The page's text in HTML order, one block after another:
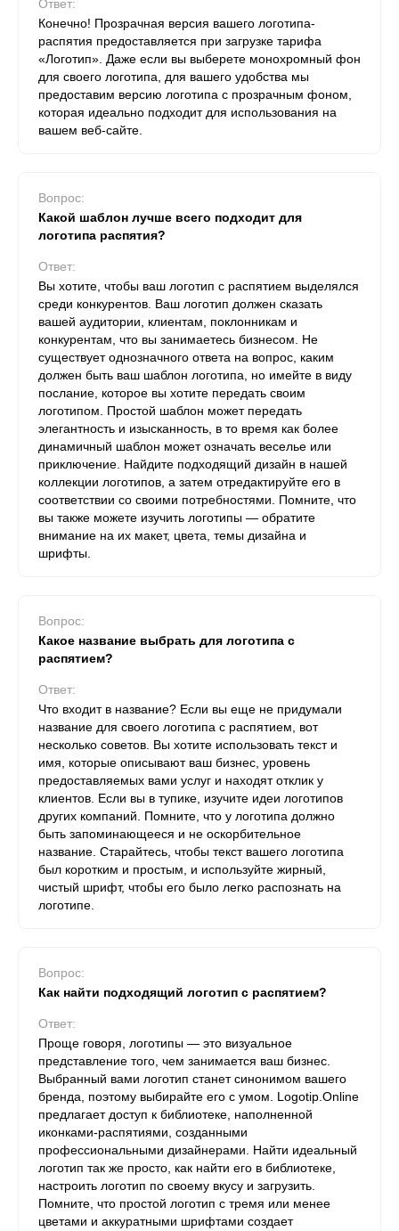
Ответ:
Конечно! Прозрачная версия вашего логотипа-
распятия предоставляется при загрузке тарифа
«Логотип». Даже если вы выберете монохромный фон
для своего логотипа, для вашего удобства мы
предоставим версию логотипа с прозрачным фоном,
которая идеально подходит для использования на
вашем веб-сайте.
Вопрос:
Какой шаблон лучше всего подходит для
логотипа распятия?
Ответ:
Вы хотите, чтобы ваш логотип с распятием выделялся
среди конкурентов. Ваш логотип должен сказать
вашей аудитории, клиентам, поклонникам и
конкурентам, что вы занимаетесь бизнесом. Не
существует однозначного ответа на вопрос, каким
должен быть ваш шаблон логотипа, но имейте в виду
послание, которое вы хотите передать своим
логотипом. Простой шаблон может передать
элегантность и изысканность, в то время как более
динамичный шаблон может означать веселье или
приключение. Найдите подходящий дизайн в нашей
коллекции логотипов, а затем отредактируйте его в
соответствии со своими потребностями. Помните, что
вы также можете изучить логотипы — обратите
внимание на их макет, цвета, темы дизайна и
шрифты.
Вопрос:
Какое название выбрать для логотипа с
распятием?
Ответ:
Что входит в название? Если вы еще не придумали
название для своего логотипа с распятием, вот
несколько советов. Вы хотите использовать текст и
имя, которые описывают ваш бизнес, уровень
предоставляемых вами услуг и находят отклик у
клиентов. Если вы в тупике, изучите идеи логотипов
других компаний. Помните, что у логотипа должно
быть запоминающееся и не оскорбительное
название. Старайтесь, чтобы текст вашего логотипа
был коротким и простым, и используйте жирный,
чистый шрифт, чтобы его было легко распознать на
логотипе.
Вопрос:
Как найти подходящий логотип с распятием?
Ответ:
Проще говоря, логотипы — это визуальное
представление того, чем занимается ваш бизнес.
Выбранный вами логотип станет синонимом вашего
бренда, поэтому выбирайте его с умом. Logotip.Online
предлагает доступ к библиотеке, наполненной
иконками-распятиями, созданными
профессиональными дизайнерами. Найти идеальный
логотип так же просто, как найти его в библиотеке,
настроить логотип по своему вкусу и загрузить.
Помните, что простой логотип с тремя или менее
цветами и аккуратными шрифтами создает